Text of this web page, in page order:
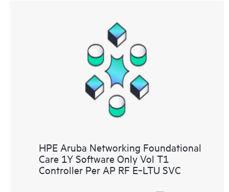
HPE Aruba Networking Foundational
Care 1Y Software Only Vol T1
Controller Per AP RF E‑LTU SVC